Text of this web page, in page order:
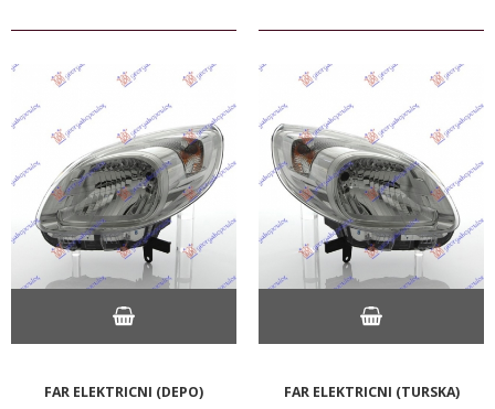
FAR ELEKTRICNI (DEPO) FAR ELEKTRICNI (TURSKA)